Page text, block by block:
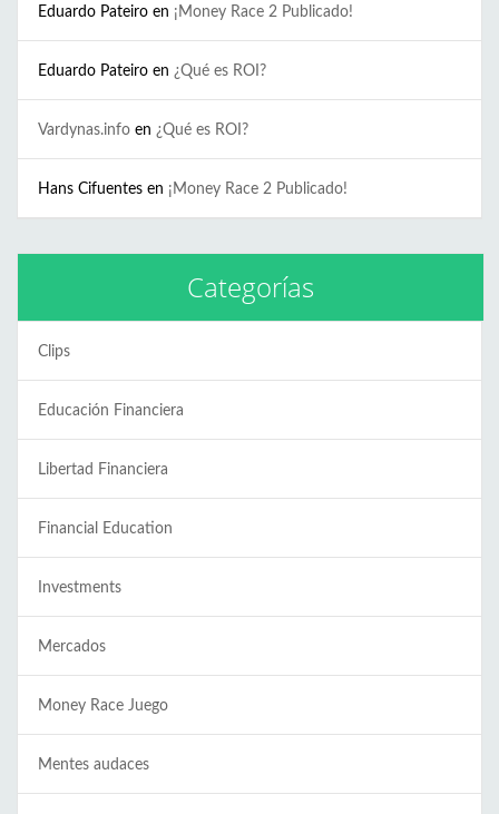
Eduardo Pateiro en ¡Money Race 2 Publicado!
Eduardo Pateiro en ¿Qué es ROI?
Vardynas.info en ¿Qué es ROI?
Hans Cifuentes en ¡Money Race 2 Publicado!
Categorías
Clips
Educación Financiera
Libertad Financiera
Financial Education
Investments
Mercados
Money Race Juego
Mentes audaces